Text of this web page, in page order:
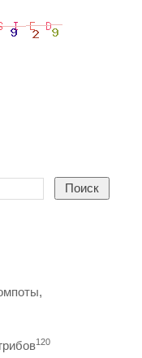
Поиск
120